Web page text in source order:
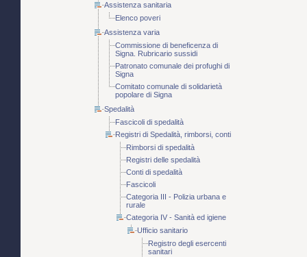
Assistenza sanitaria
Elenco poveri
Assistenza varia
Commissione di beneficenza di
Signa. Rubricario sussidi
Patronato comunale dei profughi di
Signa
Comitato comunale di solidarietà
popolare di Signa
Spedalità
Fascicoli di spedalità
Registri di Spedalità, rimborsi, conti
Rimborsi di spedalità
Registri delle spedalità
Conti di spedalità
Fascicoli
Categoria III - Polizia urbana e
rurale
Categoria IV - Sanità ed igiene
Ufficio sanitario
Registro degli esercenti
sanitari